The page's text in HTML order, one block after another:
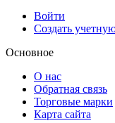
Войти
Создать
Основное
О нас
Обратная связь
Торговые марки
Карта сайта